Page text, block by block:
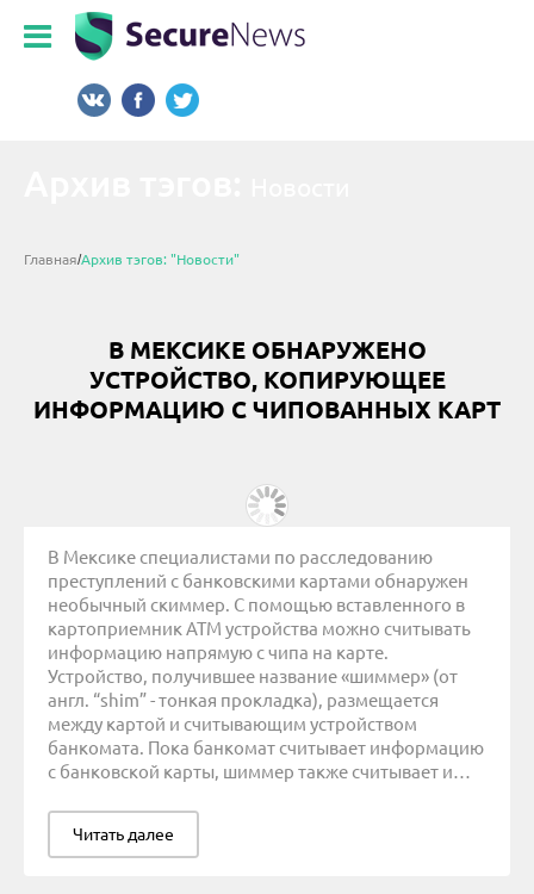
Главная Архив тэгов: "Новости"
В МЕКСИКЕ ОБНАРУЖЕНО
УСТРОЙСТВО, КОПИРУЮЩЕЕ
ИНФОРМАЦИЮ С ЧИПОВАННЫХ КАРТ
В Мексике специалистами по расследованию
преступлений с банковскими картами обнаружен
необычный скиммер. С помощью вставленного в
картоприемник ATM устройства можно считывать
информацию напрямую с чипа на карте.
Устройство, получившее название «шиммер» (от
англ. “shim” - тонкая прокладка), размещается
между картой и считывающим устройством
банкомата. Пока банкомат считывает информацию
с банковской карты, шиммер также считывает и…
Читать далее
ГЛАВНАЯ
О НАС
СТАТЬ ПАРТНЕРОМ
ИНТЕРВЬЮ
НОВОСТИ
ПРЕСС-РЕЛИЗЫ
ЭКСПЕРТНОЕ МНЕНИЕ